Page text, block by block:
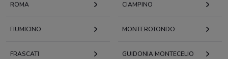
ROMA CIAMPINO
FIUMICINO MONTEROTONDO
FRASCATI GUIDONIA MONTECELIO